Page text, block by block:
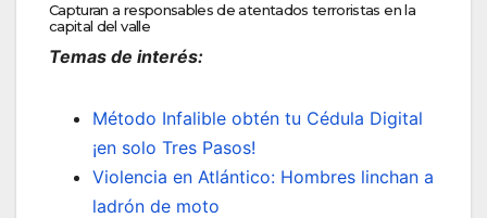
Capturan a responsables de atentados terroristas en la
capital del valle
Temas de interés:
Método Infalible obtén tu Cédula Digital
¡en solo Tres Pasos!
Violencia en Atlántico: Hombres linchan a
ladrón de moto